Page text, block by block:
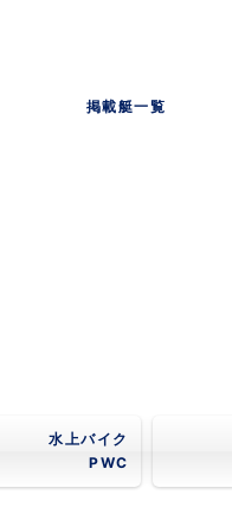
掲載艇一覧
水上バイク
PWC